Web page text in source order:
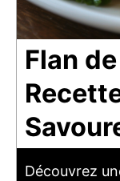
Flan
Découvrez